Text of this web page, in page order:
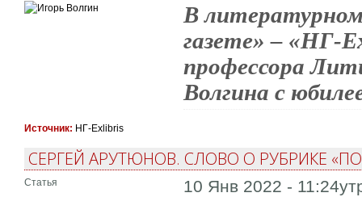
В
газете» – «НГ-
профессора
Волгина с
Источник: НГ-Exlibris
СЕРГЕЙ АРУТЮНОВ. СЛОВО О РУБРИКЕ
Статья 10 Янв 2022 -